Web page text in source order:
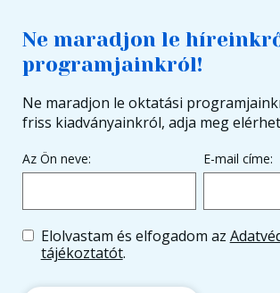
Ne maradjon le
programjainkról!
Ne maradjon le oktatási
friss kiadványainkról, adja meg
Az Ön neve: E-mail címe:
Elolvastam és elfogadom az
tájékoztatót.